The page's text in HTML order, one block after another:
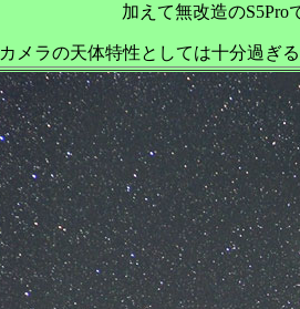
加えて無改造の
カメラの天体特性としては十分